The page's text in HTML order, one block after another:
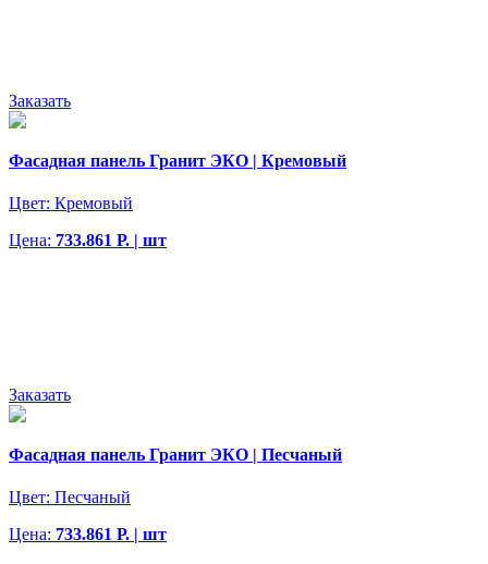
Заказать
Фасадная панель Гранит ЭКО | Кремовый
Цвет: Кремовый
Цена: 733.861 Р. | шт
Заказать
Фасадная панель Гранит ЭКО | Песчаный
Цвет: Песчаный
Цена: 733.861 Р. | шт